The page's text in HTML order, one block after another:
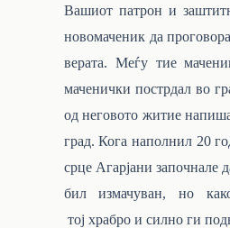
Вашиот патрон и
новомаченик да
верата. Меѓу тие
маченички пострдал во
од неговото житие
град. Кога наполнил 20
срце Агарјани започнале
бил измачуван, но
тој храбро и силно ги